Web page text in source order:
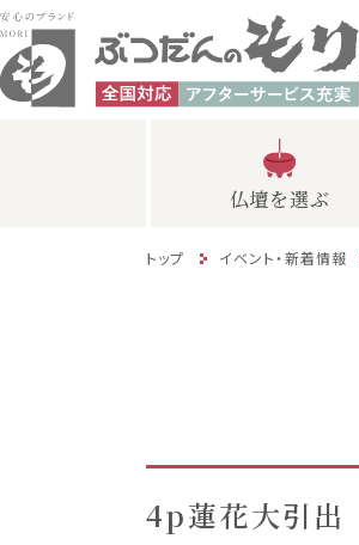
仏壇を選ぶ
トップ イベント・新着情報
4p蓮花大引出